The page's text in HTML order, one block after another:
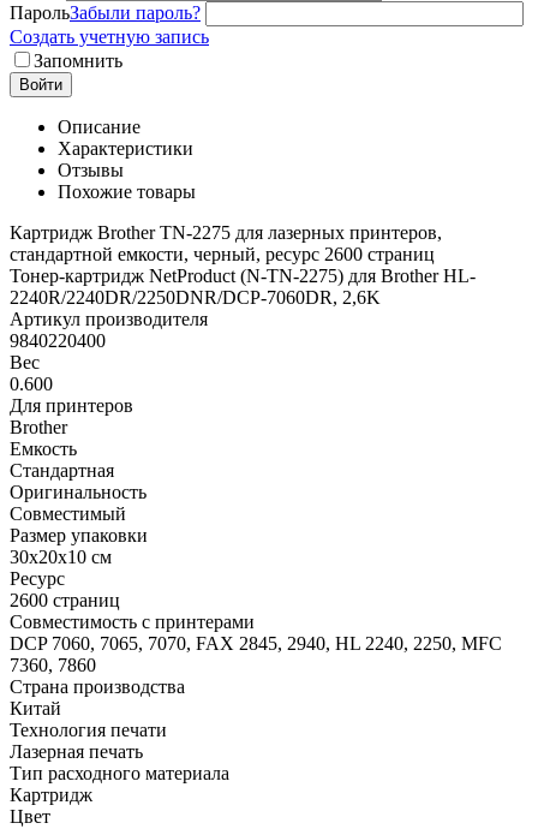
ПарольЗабыли пароль?
Создать учетную запись
Запомнить
Войти
Описание
Характеристики
Отзывы
Похожие товары
Картридж Brother TN-2275 для лазерных принтеров,
стандартной емкости, черный, ресурс 2600 страниц
Тонер-картридж NetProduct (N-TN-2275) для Brother HL-
2240R/2240DR/2250DNR/DCP-7060DR, 2,6K
Артикул производителя
9840220400
Вес
0.600
Для принтеров
Brother
Емкость
Стандартная
Оригинальность
Совместимый
Размер упаковки
30x20x10 см
Ресурс
2600 страниц
Совместимость с принтерами
DCP 7060, 7065, 7070, FAX 2845, 2940, HL 2240, 2250, MFC
7360, 7860
Страна производства
Китай
Технология печати
Лазерная печать
Тип расходного материала
Картридж
Цвет